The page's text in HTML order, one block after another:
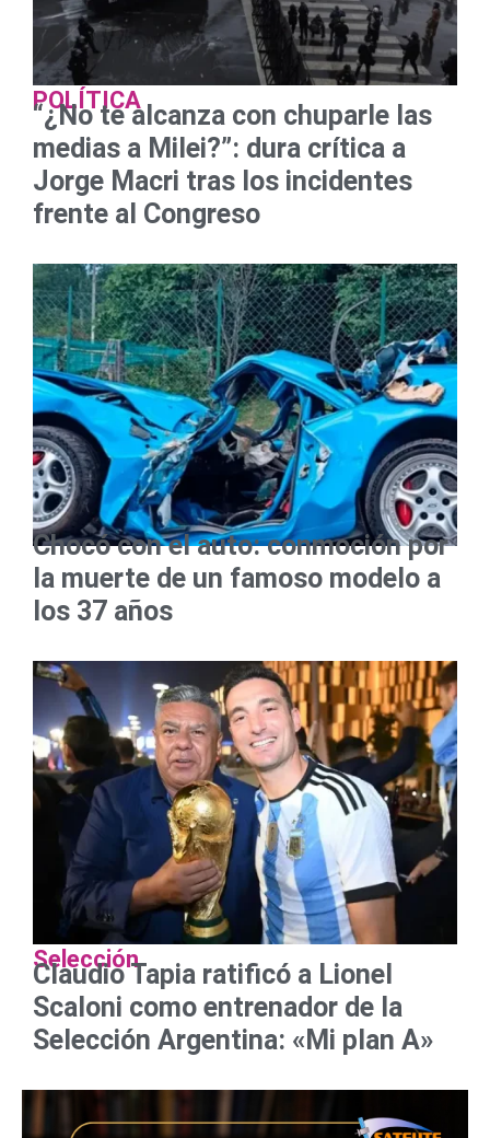
POLÍTICA
“¿No te alcanza con chuparle las
medias a Milei?”: dura crítica a
Jorge Macri tras los incidentes
frente al Congreso
Chocó con el auto: conmoción por
la muerte de un famoso modelo a
los 37 años
Selección
Claudio Tapia ratificó a Lionel
Scaloni como entrenador de la
Selección Argentina: «Mi plan A»